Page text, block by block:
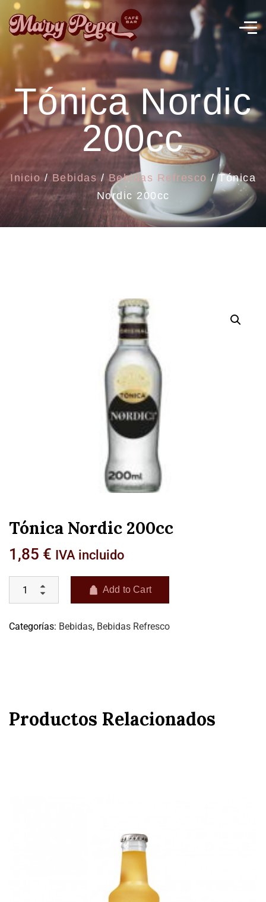
Tónica Nordic
200cc
Inicio / Bebidas/Bebidas Refresco / Tónica
Nordic 200cc
Tónica Nordic 200cc
1,85 € IVA incluido
Add to Cart
Categorías: Bebidas, Bebidas Refresco
Productos Relacionados